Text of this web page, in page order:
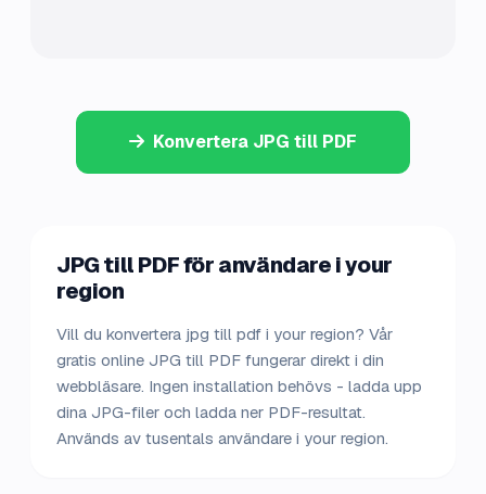
Konvertera JPG till PDF
JPG till PDF för användare i your
region
Vill du konvertera jpg till pdf i your region? Vår
gratis online JPG till PDF fungerar direkt i din
webbläsare. Ingen installation behövs - ladda upp
dina JPG-filer och ladda ner PDF-resultat.
Används av tusentals användare i your region.